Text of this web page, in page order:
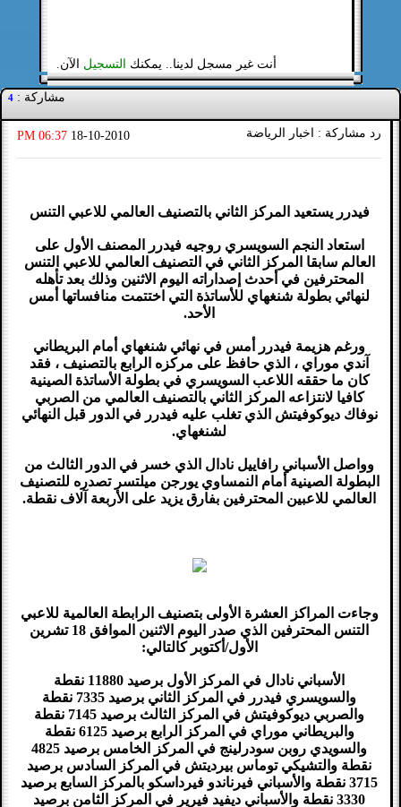
أنت غير مسجل لدينا.. يمكنك التسجيل الآن.
مشاركة : 4
رد مشاركة : اخبار الرياضة 18-10-2010
06:37 PM
فيدرر يستعيد المركز الثاني بالتصنيف العالمي للاعبي التنس
استعاد النجم السويسري روجيه فيدرر المصنف الأول على
العالم سابقا المركز الثاني في التصنيف العالمي للاعبي التنس
المحترفين في أحدث إصداراته اليوم الاثنين وذلك بعد تأهله
لنهائي بطولة شنغهاي للأساتذة التي اختتمت منافساتها أمس
الأحد.
ورغم هزيمة فيدرر أمس في نهائي شنغهاي أمام البريطاني
آندي موراي ، الذي حافظ على مركزه الرابع بالتصنيف ، فقد
كان ما حققه اللاعب السويسري في بطولة الأساتذة الصينية
كافيا لانتزاعه المركز الثاني بالتصنيف العالمي من الصربي
نوفاك ديوكوفيتش الذي تغلب عليه فيدرر في الدور قبل النهائي
لشنغهاي.
وواصل الأسباني رافاييل نادال الذي خسر في الدور الثالث من
البطولة الصينية أمام النمساوي يورجن ميلتسر تصدره للتصنيف
العالمي للاعبين المحترفين بفارق يزيد على الأربعة آلاف نقطة.
وجاءت المراكز العشرة الأولى بتصنيف الرابطة العالمية للاعبي
التنس المحترفين الذي صدر اليوم الاثنين الموافق 18 تشرين
الأول/أكتوبر كالتالي:
الأسباني نادال في المركز الأول برصيد 11880 نقطة
والسويسري فيدرر في المركز الثاني برصيد 7335 نقطة
والصربي ديوكوفيتش في المركز الثالث برصيد 7145 نقطة
والبريطاني موراي في المركز الرابع برصيد 6125 نقطة
والسويدي روبن سودرلينج في المركز الخامس برصيد 4825
نقطة والتشيكي توماس بيرديتش في المركز السادس برصيد
3715 نقطة والأسباني فيرناندو فيرداسكو بالمركز السابع برصيد
3330 نقطة والأسباني ديفيد فيرير في المركز الثامن برصيد